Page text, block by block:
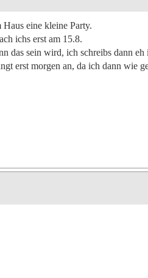
eine kleine Party.
ichs erst am 15.8.
das sein wird, ich schreibs dann
erst morgen an, da ich dann wie